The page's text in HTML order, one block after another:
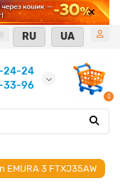
RU UA
24-24
33-96
0
EMURA 3 FTXJ35AW